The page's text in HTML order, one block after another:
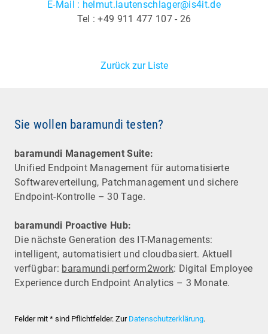
E-Mail : helmut.lautenschlager@is4it.de
Tel : +49 911 477 107 - 26
Zurück zur Liste
Sie wollen baramundi testen?
baramundi Management Suite:
Unified Endpoint Management für automatisierte
Software­verteilung, Patchmanagement und sichere
Endpoint-Kontrolle – 30 Tage.
baramundi Proactive Hub:
Die nächste Generation des IT-Managements:
intelligent, automatisiert und cloudbasiert. Aktuell
verfügbar: baramundi perform2work: Digital Employee
Experience durch Endpoint Analytics – 3 Monate.
Felder mit * sind Pflichtfelder. Zur Datenschutzerklärung.